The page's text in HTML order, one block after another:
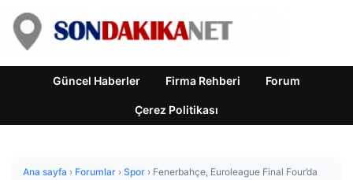
Güncel Haberler Firma Rehberi Forum
Çerez Politikası
Ana sayfa › Forumlar › Spor › Fenerbahçe, Euroleague Final Four’da